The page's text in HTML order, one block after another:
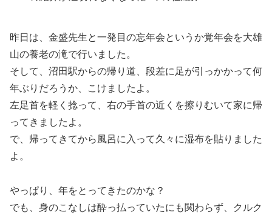
昨日は、金盛先生と一発目の忘年会というか覚年会を大雄
山の養老の滝で行いました。
そして、沼田駅からの帰り道、段差に足が引っかかって何
年ぶりだろうか、こけましたよ。
左足首を軽く捻って、右の手首の近くを擦りむいて家に帰
ってきましたよ。
で、帰ってきてから風呂に入って久々に湿布を貼りました
よ。
やっぱり、年をとってきたのかな？
でも、身のこなしは酔っ払っていたにも関わらず、クルク